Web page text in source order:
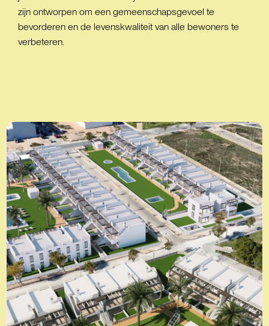
zijn ontworpen om een gemeenschapsgevoel te
bevorderen en de levenskwaliteit van alle bewoners te
verbeteren.